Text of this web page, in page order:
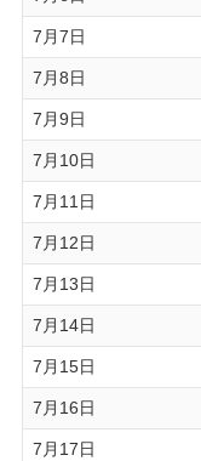
7月7日
7月8日
7月9日
7月10日
7月11日
7月12日
7月13日
7月14日
7月15日
7月16日
7月17日